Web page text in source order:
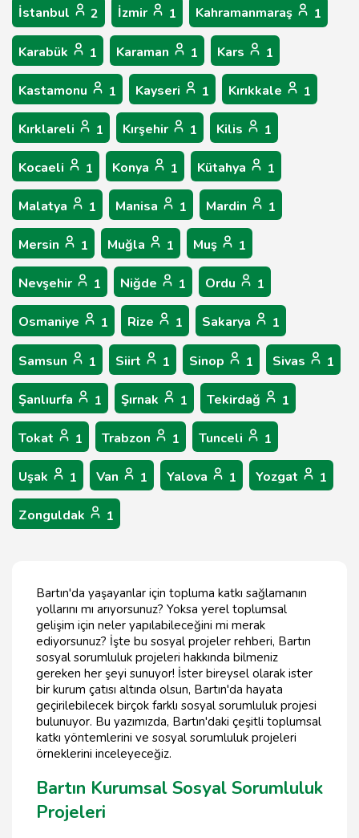
İstanbul 2 İzmir 1 Kahramanmaraş 1
Karabük 1 Karaman 1 Kars 1
Kastamonu 1 Kayseri 1 Kırıkkale 1
Kırklareli 1 Kırşehir 1 Kilis 1
Kocaeli 1 Konya 1 Kütahya 1
Malatya 1 Manisa 1 Mardin 1
Mersin 1 Muğla 1 Muş 1
Nevşehir 1 Niğde 1 Ordu 1
Osmaniye 1 Rize 1 Sakarya 1
Samsun 1 Siirt 1 Sinop 1 Sivas 1
Şanlıurfa 1 Şırnak 1 Tekirdağ 1
Tokat 1 Trabzon 1 Tunceli 1
Uşak 1 Van 1 Yalova 1 Yozgat 1
Zonguldak 1
Bartın'da yaşayanlar için topluma katkı sağlamanın
yollarını mı arıyorsunuz? Yoksa yerel toplumsal
gelişim için neler yapılabileceğini mi merak
ediyorsunuz? İşte bu sosyal projeler rehberi, Bartın
sosyal sorumluluk projeleri hakkında bilmeniz
gereken her şeyi sunuyor! İster bireysel olarak ister
bir kurum çatısı altında olsun, Bartın'da hayata
geçirilebilecek birçok farklı sosyal sorumluluk projesi
bulunuyor. Bu yazımızda, Bartın'daki çeşitli toplumsal
katkı yöntemlerini ve sosyal sorumluluk projeleri
örneklerini inceleyeceğiz.
Bartın Kurumsal Sosyal Sorumluluk
Projeleri